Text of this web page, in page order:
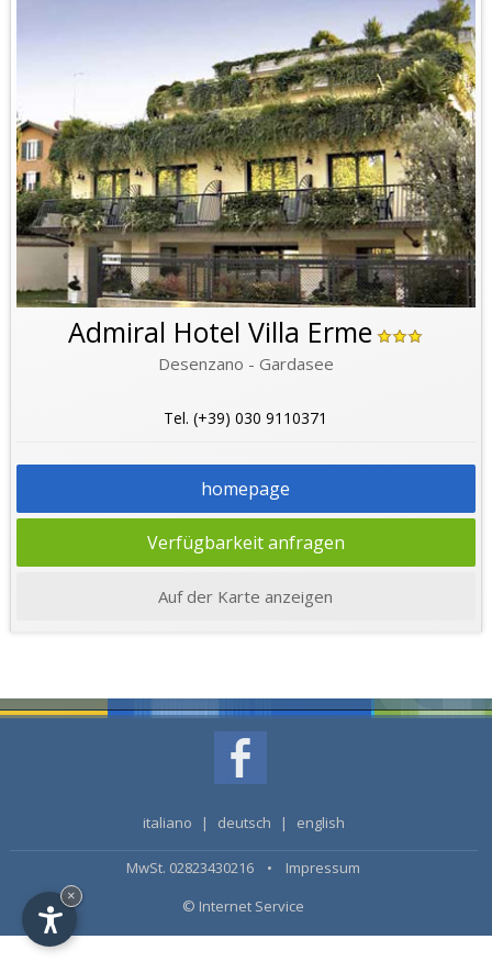
Admiral Hotel Villa Erme
Desenzano - Gardasee
Tel. (+39) 030 9110371
homepage
Verfügbarkeit anfragen
Auf der Karte anzeigen
italiano | deutsch | english
MwSt. 02823430216 • Impressum
© Internet Service
×